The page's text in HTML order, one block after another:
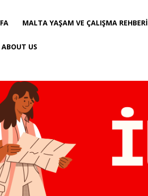
MALTA YAŞAM VE ÇALIŞMA REHBERI
US